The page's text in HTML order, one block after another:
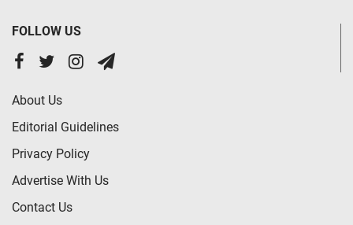
FOLLOW US
About Us
Editorial Guidelines
Privacy Policy
Advertise With Us
Contact Us